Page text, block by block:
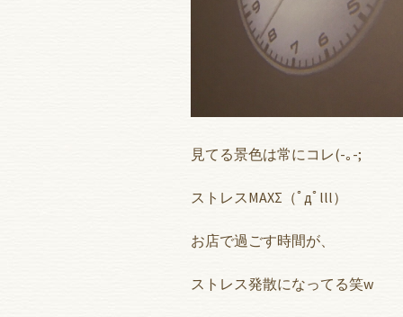
見てる景色は常にコレ(-｡-;
ストレスMAXΣ（ﾟдﾟlll）
お店で過ごす時間が、
ストレス発散になってる笑w